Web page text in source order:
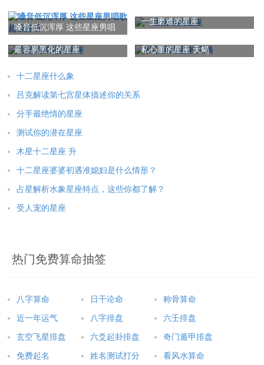
嗓音低沉浑厚 这些星座男唱
一生磨难的星座
最容易黑化的星座 私心重的星座 天蝎
十二星座什么象
吕克解读第七宫星体描述你的关系
分手最绝情的星座
测试你的潜在星座
木星十二星座 升
十二星座婆婆初遇准媳妇是什么情形？
占星解析水象星座特点，这些你都了解？
受人宠的星座
热门免费算命抽签
八字算命 日干论命 称骨算命
近一年运气 八字排盘 六壬排盘
玄空飞星排盘 六爻起卦排盘 奇门遁甲排盘
免费起名 姓名测试打分 看风水算命